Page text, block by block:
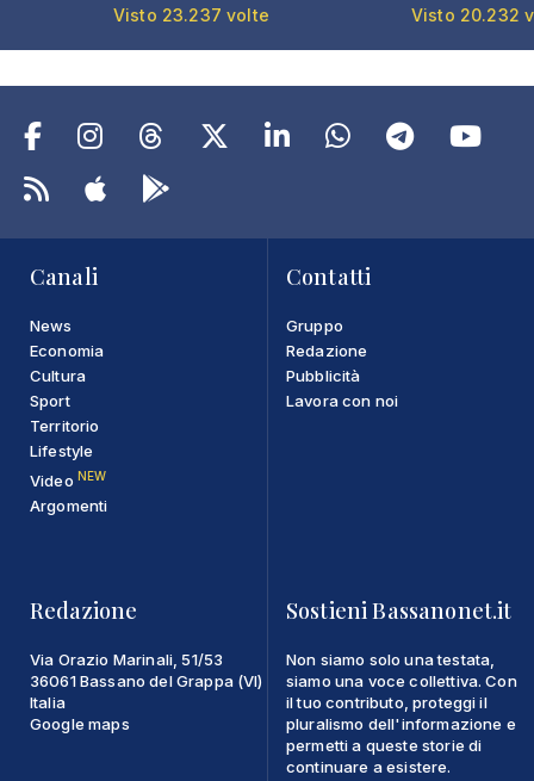
Visto 23.237 volte Visto 20.232
Canali
News
Economia
Cultura
Sport
Territorio
Lifestyle
Video NEW
Argomenti
Contatti
Gruppo
Redazione
Pubblicità
Lavora con noi
Redazione
Via Orazio Marinali, 51/53
36061 Bassano del Grappa (VI)
Italia
Google maps
Sostieni Bassanonet.it
Non siamo solo una testata,
siamo una voce collettiva. Con
il tuo contributo, proteggi il
pluralismo dell'informazione e
permetti a queste storie di
continuare a esistere.